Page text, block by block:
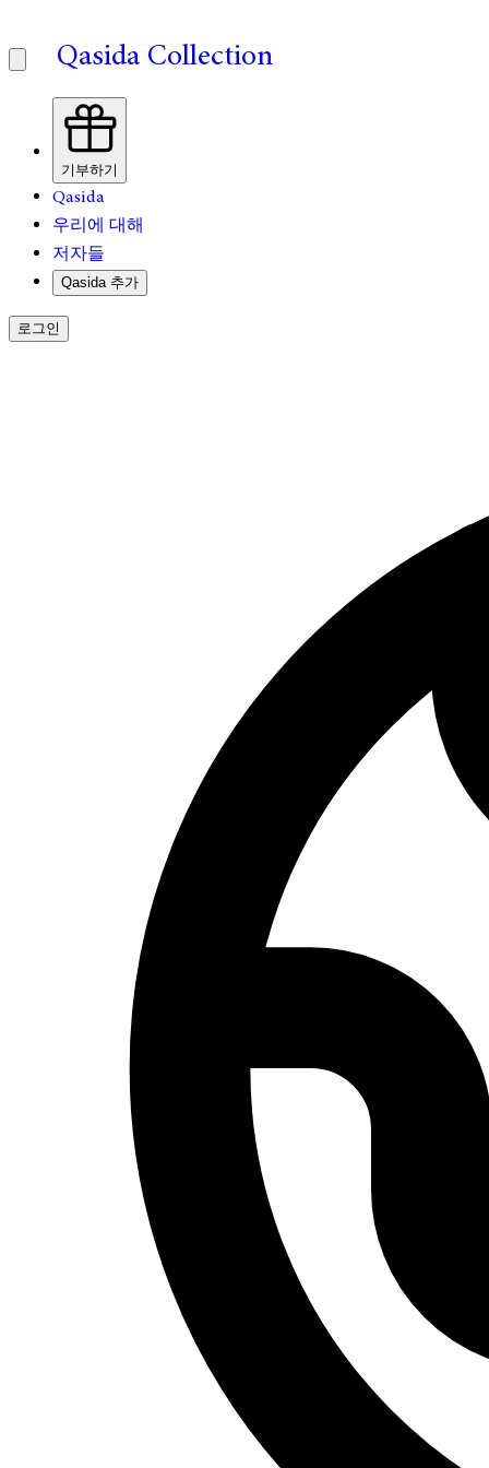
Qasida Collection
기부하기
Qasida
우리에 대해
저자들
Qasida 추가
로그인